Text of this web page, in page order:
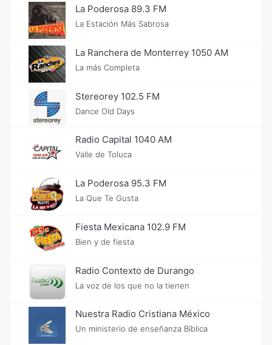
La Poderosa 89.3 FM
La Estación Más Sabrosa
La Ranchera de Monterrey 1050 AM
La más Completa
Stereorey 102.5 FM
Dance Old Days
Radio Capital 1040 AM
Valle de Toluca
La Poderosa 95.3 FM
La Que Te Gusta
Fiesta Mexicana 102.9 FM
Bien y de fiesta
Radio Contexto de Durango
La voz de los que no la tienen
Nuestra Radio Cristiana México
Un ministerio de enseñanza Bíblica